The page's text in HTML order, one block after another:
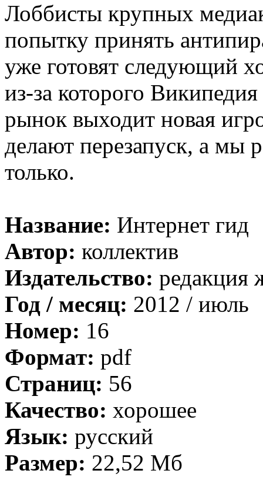
Лоббисты крупных
попытку принять
уже готовят следующий
из-за которого
рынок выходит новая
делают перезапуск, а мы
только.
Название: Интернет гид
Автор: коллектив
Издательство: редакция
Год / месяц: 2012 / июль
Номер: 16
Формат: pdf
Страниц: 56
Качество: хорошее
Язык: русский
Размер: 22,52 Мб